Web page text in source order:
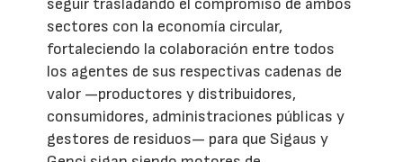
seguir trasladando el compromiso de ambos
sectores con la economía circular,
fortaleciendo la colaboración entre todos
los agentes de sus respectivas cadenas de
valor —productores y distribuidores,
consumidores, administraciones públicas y
gestores de residuos— para que Sigaus y